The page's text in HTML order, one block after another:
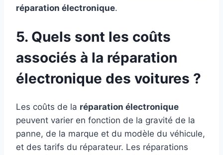
réparation électronique.
5. Quels sont les coûts
associés à la réparation
électronique des voitures ?
Les coûts de la réparation électronique
peuvent varier en fonction de la gravité de la
panne, de la marque et du modèle du véhicule,
et des tarifs du réparateur. Les réparations